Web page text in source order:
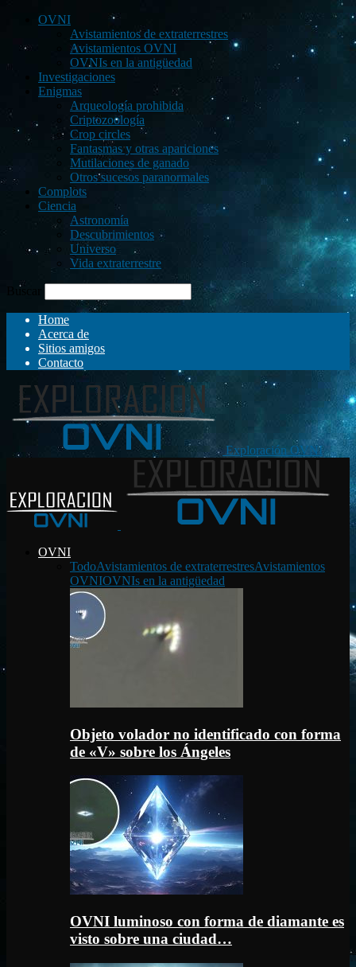
OVNI
Avistamientos de extraterrestres
Avistamientos OVNI
OVNIs en la antigüedad
Investigaciones
Enigmas
Arqueología prohibida
Criptozoología
Crop circles
Fantasmas y otras apariciones
Mutilaciones de ganado
Otros sucesos paranormales
Complots
Ciencia
Astronomía
Descubrimientos
Universo
Vida extraterrestre
Buscar
Home
Acerca de
Sitios amigos
Contacto
Exploración OVNI
OVNI
TodoAvistamientos de extraterrestresAvistamientos
OVNIOVNIs en la antigüedad
Objeto volador no identificado con forma
de «V» sobre los Ángeles
OVNI luminoso con forma de diamante es
visto sobre una ciudad…